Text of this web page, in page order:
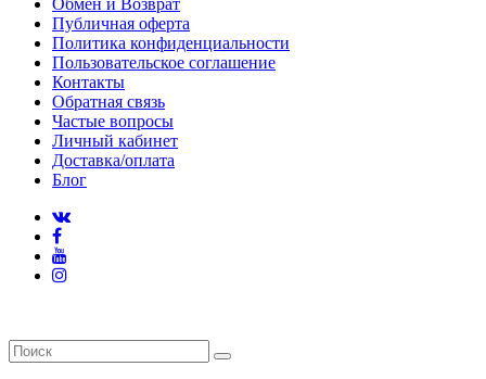
Обмен и Возврат
Публичная оферта
Политика конфиденциальности
Пользовательское соглашение
Контакты
Обратная связь
Частые вопросы
Личный кабинет
Доставка/оплата
Блог